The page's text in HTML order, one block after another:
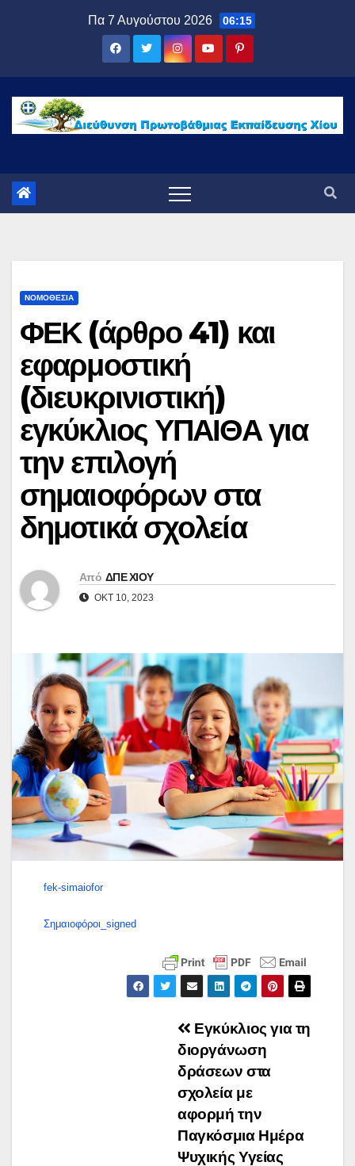
Πα 7 Αυγούστου 2026 06:15
ΝΟΜΟΘΕΣΊΑ
ΦΕΚ (άρθρο 41) και
εφαρμοστική
(διευκρινιστική)
εγκύκλιος ΥΠΑΙΘΑ για
την επιλογή
σημαιοφόρων στα
δημοτικά σχολεία
Από ΔΠΕ ΧΙΟΥ
ΟΚΤ 10, 2023
fek-simaiofor
Σημαιοφόροι_signed
Εγκύκλιος για τη
διοργάνωση
δράσεων στα
σχολεία με
αφορμή την
Παγκόσμια Ημέρα
Ψυχικής Υγείας